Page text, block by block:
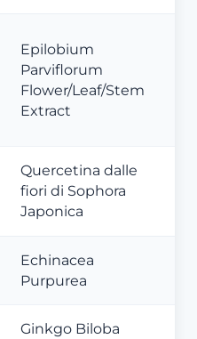
Epilobium
Parviflorum
Flower/Leaf/Stem
Extract
Quercetina dalle
fiori di Sophora
Japonica
Echinacea
Purpurea
Ginkgo Biloba